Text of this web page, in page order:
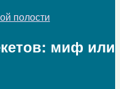
полости
миф или